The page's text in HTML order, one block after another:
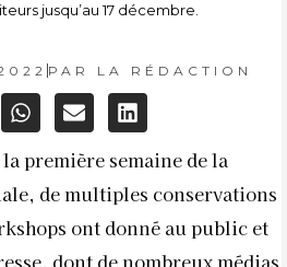
jusqu’au 17 décembre.
PAR LA RÉDACTION
première semaine de la
de multiples conservations
ont donné au public et
dont de nombreux médias